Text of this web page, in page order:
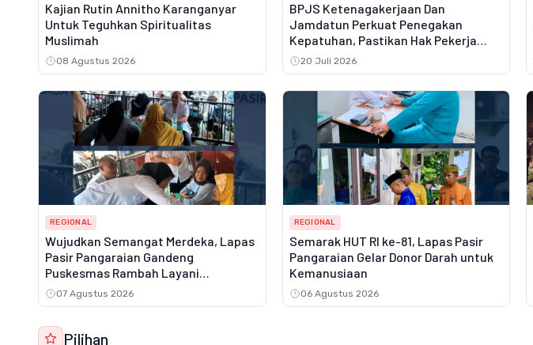
Kajian Rutin Annitho Karanganyar
Untuk Teguhkan Spiritualitas
Muslimah
08 Agustus 2026
BPJS Ketenagakerjaan Dan
Jamdatun Perkuat Penegakan
Kepatuhan, Pastikan Hak Pekerja
Atas Jaminan Sosial Terpenuhi
20 Juli 2026
REGIONAL
Wujudkan Semangat Merdeka, Lapas
Pasir Pangaraian Gandeng
Puskesmas Rambah Layani
Pemeriksaan Kesehatan Gratis
07 Agustus 2026
REGIONAL
Semarak HUT RI ke-81, Lapas Pasir
Pangaraian Gelar Donor Darah untuk
Kemanusiaan
06 Agustus 2026
Pilihan